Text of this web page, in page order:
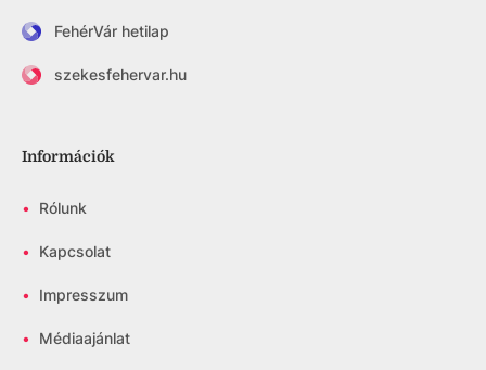
FehérVár hetilap
szekesfehervar.hu
Információk
• Rólunk
• Kapcsolat
• Impresszum
• Médiaajánlat